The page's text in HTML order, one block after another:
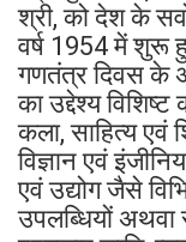
श्री, को देश के
वर्ष 1954 में शुरू
गणतंत्र दिवस के
का उद्देश्य
कला, साहित्य एवं
विज्ञान एवं
एवं उद्योग जैसे
उपलब्धियों